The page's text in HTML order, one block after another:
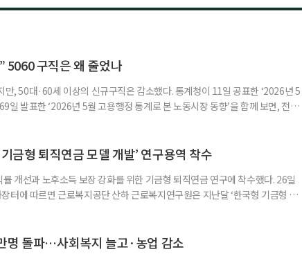
구직은 왜 줄었나
만, 50대·60세 이상의 신규구직은 감소했다. 통계청이 11일 공표한 ‘2026년 5
일 발표한 ‘2026년 5월 고용행정 통계로 본 노동시장 동향’을 함께 보면, 전체
시장이 급격히 무너졌다기보다 둔화하는
금형 퇴직연금 모델 개발’ 연구용역 착수
개선과 노후소득 보장 강화를 위한 기금형 퇴직연금 연구에 착수했다. 26일
터에 따르면 근로복지공단 산하 근로복지연구원은 지난달 ‘한국형 기금형 퇴
연금 도입 검토와 한국형 모델 개발이 필요하다”고 밝혔다. 이번 연구는 먼저
명 돌파…사회복지 늘고·농업 감소